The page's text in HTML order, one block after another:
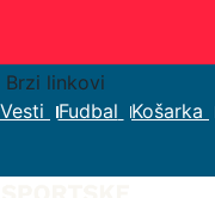
Brzi linkovi
Vesti
Fudbal Košarka